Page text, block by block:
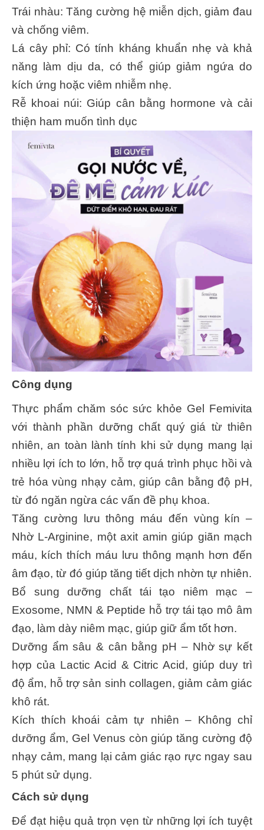
Trái nhàu: Tăng cường hệ miễn dịch, giảm đau
và chống viêm.
Lá cây phỉ: Có tính kháng khuẩn nhẹ và khả
năng làm dịu da, có thể giúp giảm ngứa do
kích ứng hoặc viêm nhiễm nhẹ.
Rễ khoai núi: Giúp cân bằng hormone và cải
thiện ham muốn tình dục
Công dụng
Thực phẩm chăm sóc sức khỏe Gel Femivita
với thành phần dưỡng chất quý giá từ thiên
nhiên, an toàn lành tính khi sử dụng mang lại
nhiều lợi ích to lớn, hỗ trợ quá trình phục hồi và
trẻ hóa vùng nhạy cảm, giúp cân bằng độ pH,
từ đó ngăn ngừa các vấn đề phụ khoa.
Tăng cường lưu thông máu đến vùng kín –
Nhờ L-Arginine, một axit amin giúp giãn mạch
máu, kích thích máu lưu thông mạnh hơn đến
âm đạo, từ đó giúp tăng tiết dịch nhờn tự nhiên.
Bổ sung dưỡng chất tái tạo niêm mạc –
Exosome, NMN & Peptide hỗ trợ tái tạo mô âm
đạo, làm dày niêm mạc, giúp giữ ẩm tốt hơn.
Dưỡng ẩm sâu & cân bằng pH – Nhờ sự kết
hợp của Lactic Acid & Citric Acid, giúp duy trì
độ ẩm, hỗ trợ sản sinh collagen, giảm cảm giác
khô rát.
Kích thích khoái cảm tự nhiên – Không chỉ
dưỡng ẩm, Gel Venus còn giúp tăng cường độ
nhạy cảm, mang lại cảm giác rạo rực ngay sau
5 phút sử dụng.
Cách sử dụng
Để đạt hiệu quả trọn vẹn từ những lợi ích tuyệt